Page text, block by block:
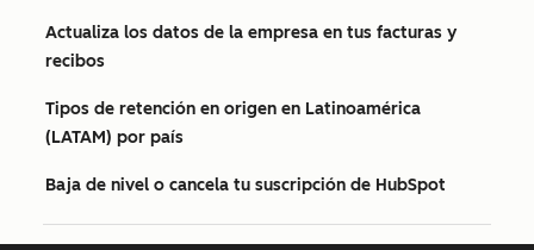
Actualiza los datos de la empresa en tus facturas y
recibos
Tipos de retención en origen en Latinoamérica
(LATAM) por país
Baja de nivel o cancela tu suscripción de HubSpot